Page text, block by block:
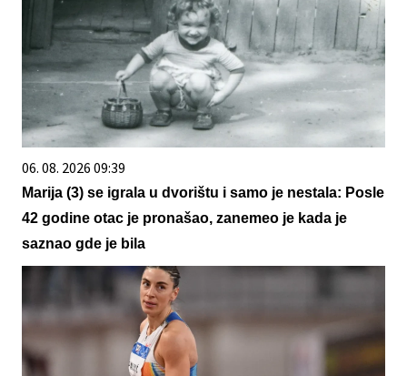
06. 08. 2026 09:39
Marija (3) se igrala u dvorištu i samo je nestala: Posle
42 godine otac je pronašao, zanemeo je kada je
saznao gde je bila